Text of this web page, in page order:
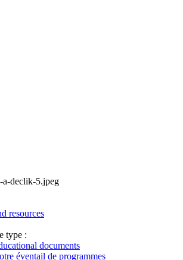
resources
type :
documents
éventail de programmes